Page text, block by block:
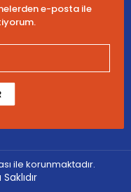
e-posta ile
ile korunmaktadır.